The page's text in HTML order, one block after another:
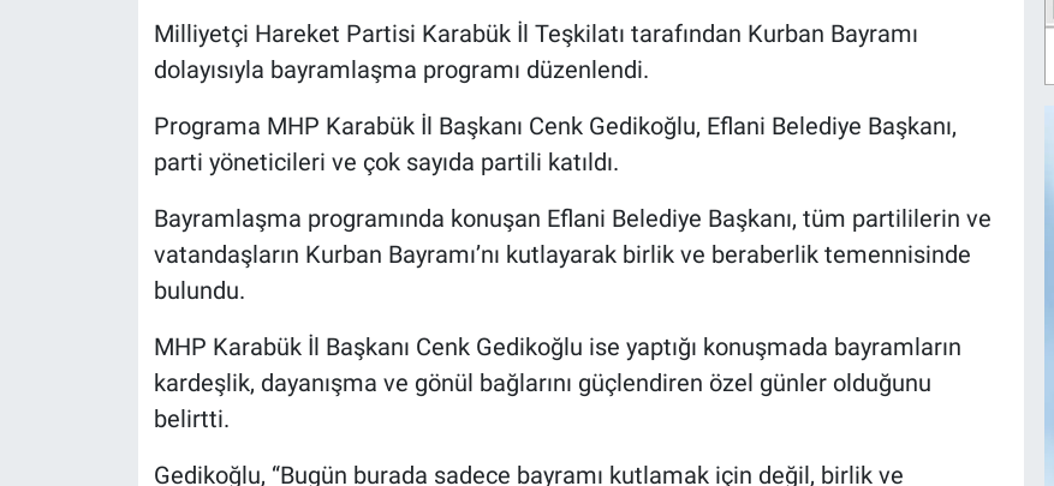
Milliyetçi Hareket Partisi Karabük İl Teşkilatı tarafından Kurban Bayramı
dolayısıyla bayramlaşma programı düzenlendi.
Programa MHP Karabük İl Başkanı Cenk Gedikoğlu, Eflani Belediye Başkanı,
parti yöneticileri ve çok sayıda partili katıldı.
Bayramlaşma programında konuşan Eflani Belediye Başkanı, tüm partililerin ve
vatandaşların Kurban Bayramı’nı kutlayarak birlik ve beraberlik temennisinde
bulundu.
MHP Karabük İl Başkanı Cenk Gedikoğlu ise yaptığı konuşmada bayramların
kardeşlik, dayanışma ve gönül bağlarını güçlendiren özel günler olduğunu
belirtti.
Gedikoğlu, “Bugün burada sadece bayramı kutlamak için değil, birlik ve